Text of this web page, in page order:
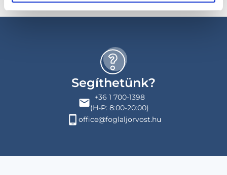
Segíthetünk?
+36 1 700-1398
(H-P: 8:00-20:00)
office@foglaljorvost.hu